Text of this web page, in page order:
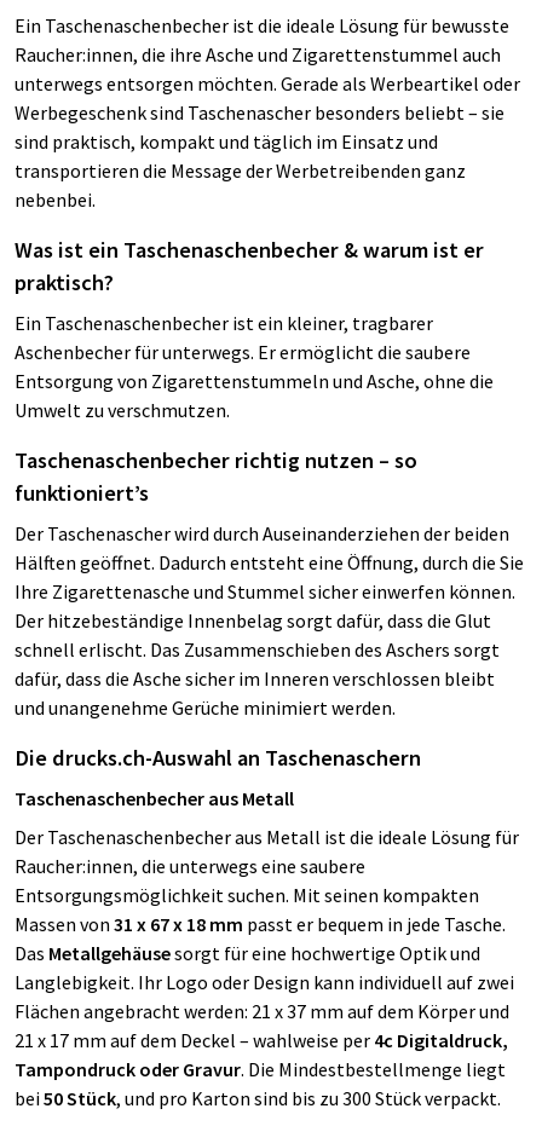
Ein Taschenaschenbecher ist die ideale Lösung für bewusste
Raucher:innen, die ihre Asche und Zigarettenstummel auch
unterwegs entsorgen möchten. Gerade als Werbeartikel oder
Werbegeschenk sind Taschenascher besonders beliebt – sie
sind praktisch, kompakt und täglich im Einsatz und
transportieren die Message der Werbetreibenden ganz
nebenbei.
Was ist ein Taschenaschenbecher & warum ist er
praktisch?
Ein Taschenaschenbecher ist ein kleiner, tragbarer
Aschenbecher für unterwegs. Er ermöglicht die saubere
Entsorgung von Zigarettenstummeln und Asche, ohne die
Umwelt zu verschmutzen.
Taschenaschenbecher richtig nutzen – so
funktioniert’s
Der Taschenascher wird durch Auseinanderziehen der beiden
Hälften geöffnet. Dadurch entsteht eine Öffnung, durch die Sie
Ihre Zigarettenasche und Stummel sicher einwerfen können.
Der hitzebeständige Innenbelag sorgt dafür, dass die Glut
schnell erlischt. Das Zusammenschieben des Aschers sorgt
dafür, dass die Asche sicher im Inneren verschlossen bleibt
und unangenehme Gerüche minimiert werden.
Die drucks.ch-Auswahl an Taschenaschern
Taschenaschenbecher aus Metall
Der Taschenaschenbecher aus Metall ist die ideale Lösung für
Raucher:innen, die unterwegs eine saubere
Entsorgungsmöglichkeit suchen. Mit seinen kompakten
Massen von 31 x 67 x 18 mm passt er bequem in jede Tasche.
Das Metallgehäusesorgt für eine hochwertige Optik und
Langlebigkeit. Ihr Logo oder Design kann individuell auf zwei
Flächen angebracht werden: 21 x 37 mm auf dem Körper und
21 x 17 mm auf dem Deckel – wahlweise per 4c Digitaldruck,
Tampondruck oder Gravur. Die Mindestbestellmenge liegt
bei50 Stück, und pro Karton sind bis zu 300 Stück verpackt.